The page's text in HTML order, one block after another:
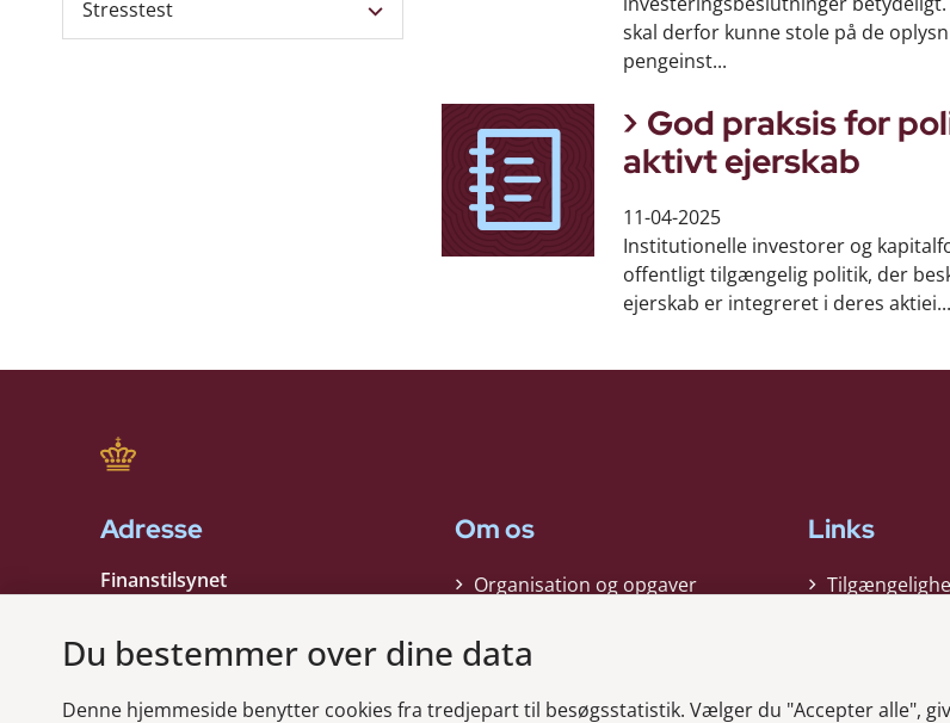
Stresstest
skal derfor kunne stole på de
pengeinst...
God praksis for
aktivt ejerskab
11-04-2025
Institutionelle investorer og
offentligt tilgængelig politik, der
ejerskab er integreret i deres aktiei...
Adresse
Finanstilsynet
1401 København K
Om os
Organisation og opgaver
Kontakt
Links
Du bestemmer over dine data
Denne hjemmeside benytter cookies fra tredjepart til besøgsstatistik. Vælger du "Accepter alle",